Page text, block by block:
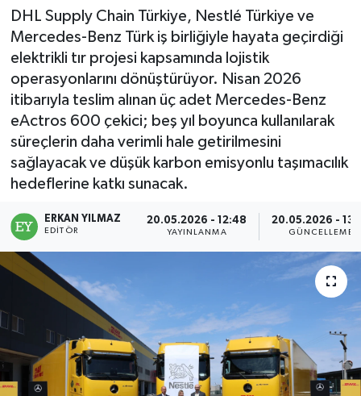
DHL Supply Chain Türkiye, Nestlé Türkiye ve
Mercedes-Benz Türk iş birliğiyle hayata geçirdiği
elektrikli tır projesi kapsamında lojistik
operasyonlarını dönüştürüyor. Nisan 2026
itibarıyla teslim alınan üç adet Mercedes-Benz
eActros 600 çekici; beş yıl boyunca kullanılarak
süreçlerin daha verimli hale getirilmesini
sağlayacak ve düşük karbon emisyonlu taşımacılık
hedeflerine katkı sunacak.
ERKAN YILMAZ
EDITÖR
20.05.2026 - 12:48
YAYINLANMA
20.05.2026 -
GÜNCELLEME